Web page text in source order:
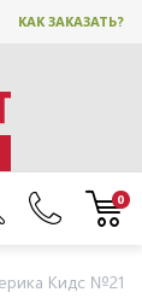
КАК ЗАКАЗАТЬ?
0
Кидс №21